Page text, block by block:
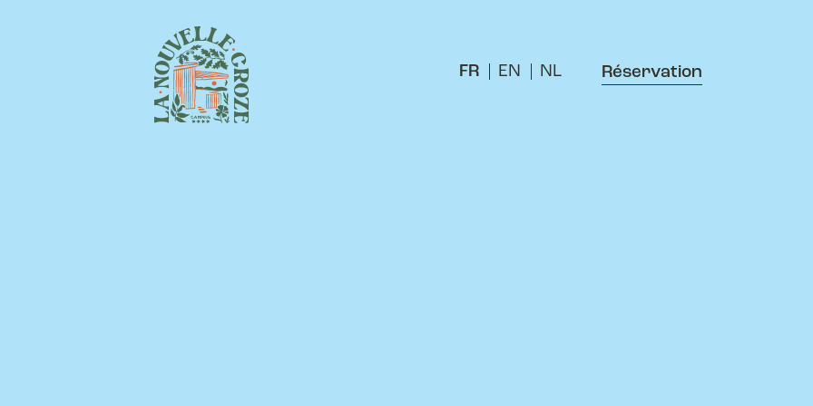
FR EN NL Réservation